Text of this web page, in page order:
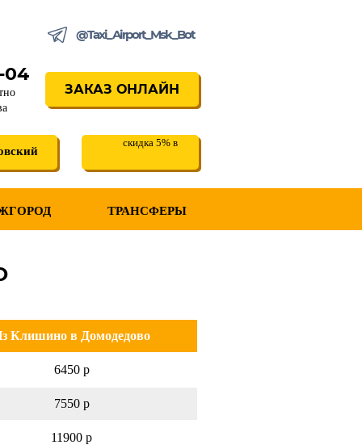
@Taxi_Airport_Msk_Bot
04
ЗАКАЗ ОНЛАЙН
скидка 5% в
ТРАНСФЕРЫ
Клишино в Домодедово
6450 р
7550 р
11900 р